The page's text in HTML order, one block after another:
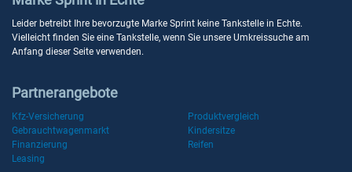
Leider betreibt Ihre bevorzugte Marke Sprint keine Tankstelle in Echte.
Vielleicht finden Sie eine Tankstelle, wenn Sie unsere Umkreissuche am
Anfang dieser Seite verwenden.
Partnerangebote
Kfz-Versicherung
Produktvergleich
Gebrauchtwagenmarkt
Kindersitze
Finanzierung
Reifen
Leasing